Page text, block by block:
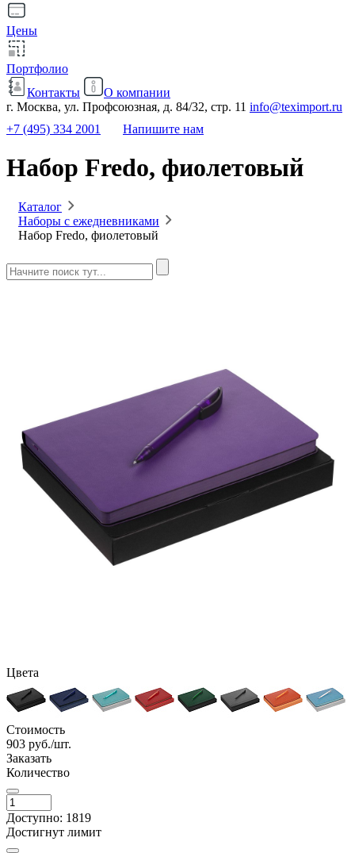
Цены
Портфолио
Контакты
О компании
г. Москва, ул. Профсоюзная, д. 84/32, стр. 11 info@teximport.ru
+7 (495) 334 2001
Напишите нам
Набор Fredo, фиолетовый
Каталог
Наборы с ежедневниками
Набор Fredo, фиолетовый
Цвета
Стоимость
903 руб./шт.
Заказать
Количество
Доступно: 1819
Достигнут лимит